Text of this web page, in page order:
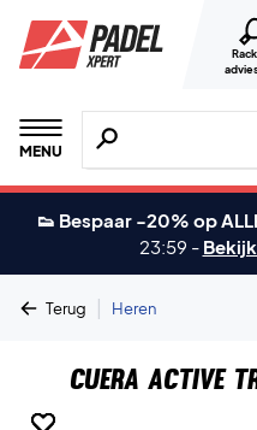
MENU
Zoeken naar
👟 Bespaar -20% op
23:59 -
Terug | Heren
Cuera Active